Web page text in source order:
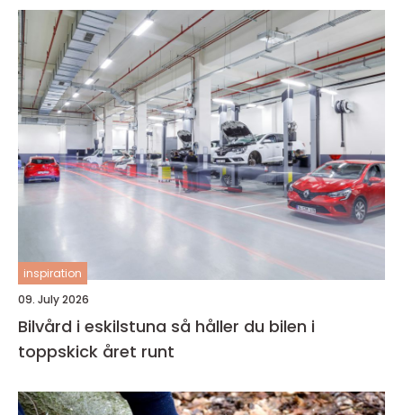
inspiration
09. July 2026
Bilvård i eskilstuna så håller du bilen i
toppskick året runt